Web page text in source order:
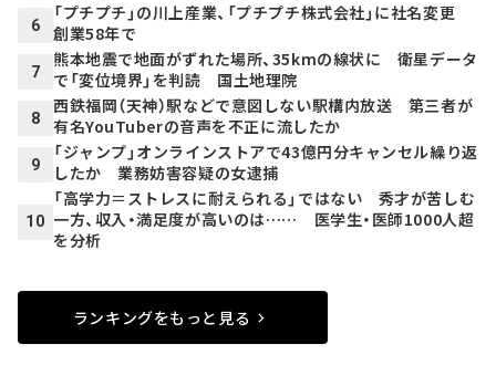
6
「プチプチ」の川上産業、「プチプチ株式会社」に社名変更
創業58年で
7
熊本地震で地面がずれた場所、35kmの線状に 衛星データ
で「変位境界」を判読 国土地理院
8
西鉄福岡（天神）駅などで意図しない駅構内放送 第三者が
有名YouTuberの音声を不正に流したか
9
「ジャンプ」オンラインストアで43億円分キャンセル繰り返
したか 業務妨害容疑の女逮捕
10
「高学力＝ストレスに耐えられる」ではない 秀才が苦しむ
一方、収入・満足度が高いのは…… 医学生・医師1000人超
を分析
ランキングをもっと見る